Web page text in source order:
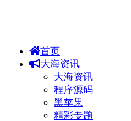
首页
大海资讯
大海资讯
程序源码
黑苹果
精彩专题